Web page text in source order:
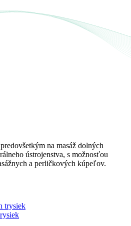
na masáž dolných
ústrojenstva, s možnosťou
a perličkových kúpeľov.